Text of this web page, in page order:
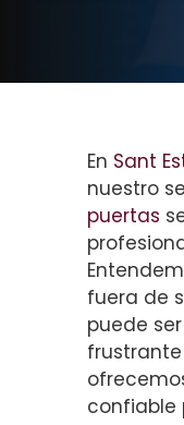
En Sant
nuestro
puertas
fuera de
puede
frustrante
confiable